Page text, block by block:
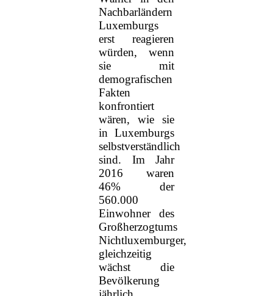
Nachbarländern
Luxemburgs
erst reagieren
würden, wenn
sie mit
demografischen
Fakten
konfrontiert
wären, wie sie
in Luxemburgs
selbstverständlich
sind. Im Jahr
2016 waren
46% der
560.000
Einwohner des
Großherzogtums
Nichtluxemburger,
gleichzeitig
wächst die
Bevölkerung